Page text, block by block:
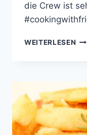
die Crew ist
WEITERLESEN